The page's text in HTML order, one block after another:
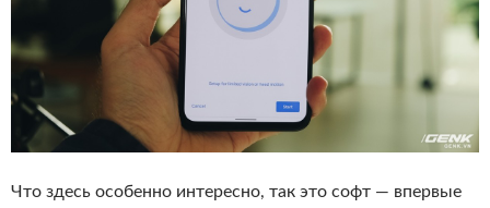
Что здесь особенно интересно, так это софт — впервые